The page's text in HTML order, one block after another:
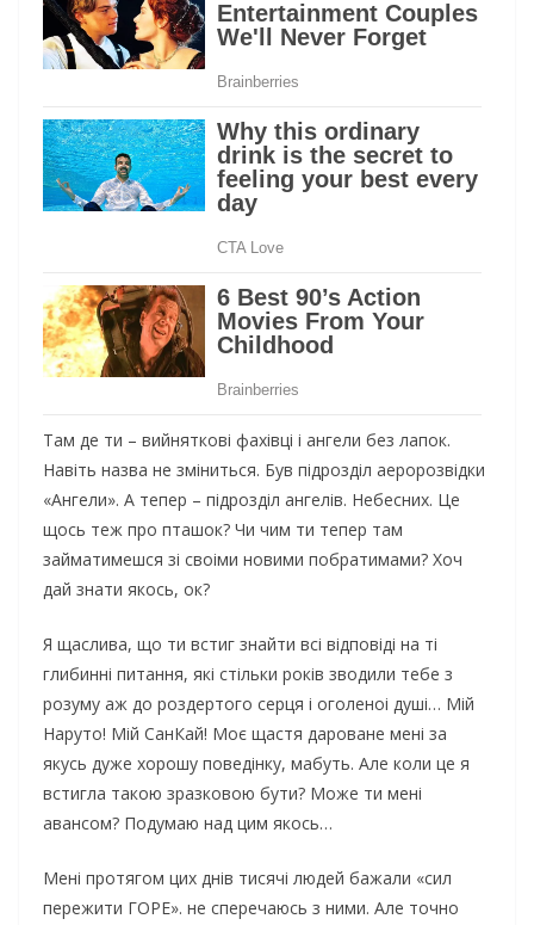
Там де ти – вийняткові фахівці і ангели без лапок.
Навіть назва не зміниться. Був підрозділ аеророзвідки
«Ангели». А тепер – підрозділ ангелів. Небесних. Це
щось теж про пташок? Чи чим ти тепер там
займатимешся зі своіми новими побратимами? Хоч
дай знати якось, ок?
Я щаслива, що ти встиг знайти всі відповіді на ті
глибинні питання, які стільки років зводили тебе з
розуму аж до роздертого серця і оголеноі душі… Мій
Наруто! Мій СанКай! Моє щастя дароване мені за
якусь дуже хорошу поведінку, мабуть. Але коли це я
встигла такою зразковою бути? Може ти мені
авансом? Подумаю над цим якось…
Мені протягом цих днів тисячі людей бажали «сил
пережити ГОРЕ». не сперечаюсь з ними. Але точно